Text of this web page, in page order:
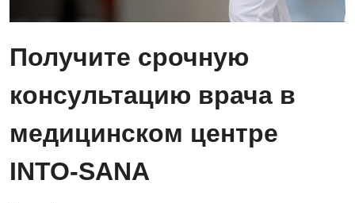
Вакансии
Мероприятия БПР
Интернатура
Диагностика
Ангиографические исследования
Получите срочную
консультацию врача в
медицинском центре
INTO-SANA